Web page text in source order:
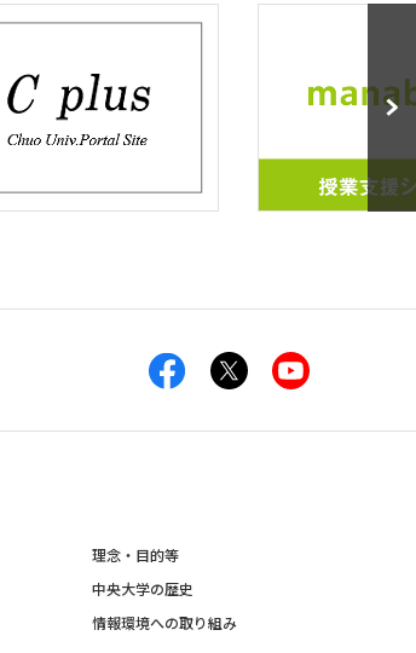
理念・目的等
中央大学の歴史
情報環境への取り組み